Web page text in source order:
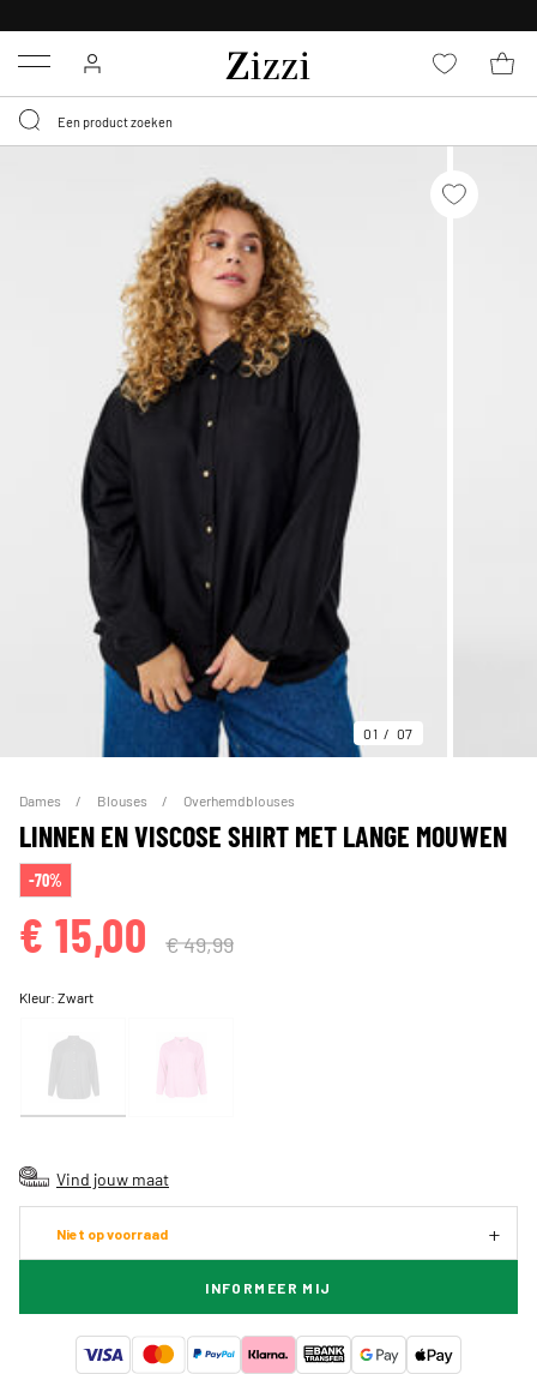
Menu
01 07
Dames Blouses Overhemdblouses
LINNEN EN VISCOSE SHIRT MET LANGE MOUWEN
-70%
€ 15,00 € 49,99
Kleur:Zwart
Vind jouw maat
Niet op voorraad
INFORMEER MIJ